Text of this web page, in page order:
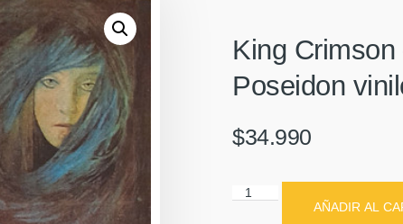
King
Poseidon
$34.990
AÑADIR AL